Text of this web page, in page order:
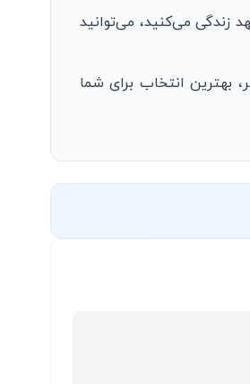
زندگی می‌کنید، می‌توانید
بهترین انتخاب برای شما